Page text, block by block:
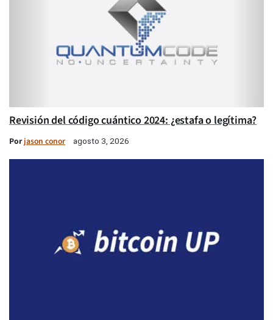
Revisión del código cuántico 2024: ¿estafa o legítima?
Porjason conor agosto 3, 2026